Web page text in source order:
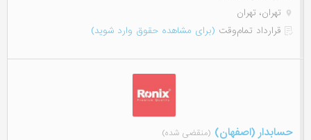
تهران، تهران
قرارداد تمام‌وقت (برای مشاهده حقوق وارد شوید)
حسابدار (اصفهان) (منقضی شده)